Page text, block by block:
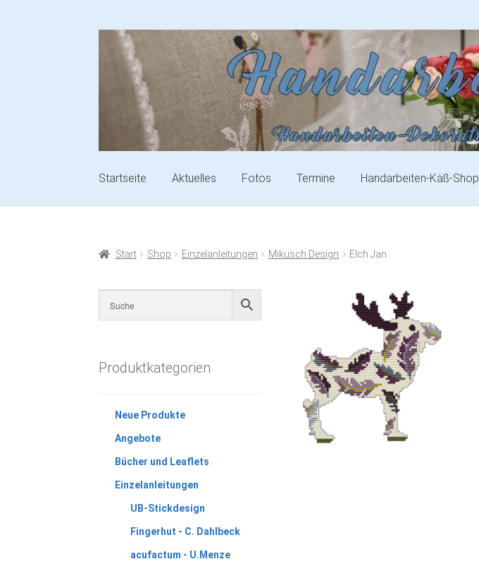
Startseite Aktuelles Fotos Termine Handarbeiten-Käß-Shop
Start Shop Einzelanleitungen Mikusch Design Elch Jan
Produktkategorien
Neue Produkte
Angebote
Bücher und Leaflets
Einzelanleitungen
UB-Stickdesign
Fingerhut - C. Dahlbeck
acufactum - U.Menze